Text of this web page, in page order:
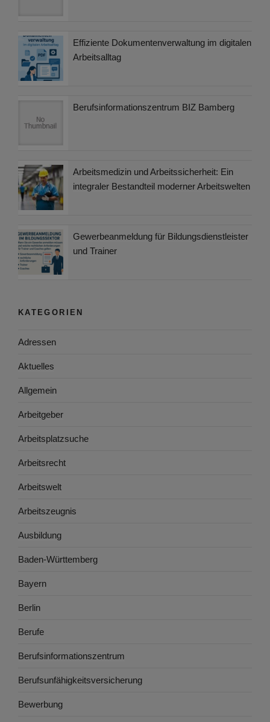
Effiziente Dokumentenverwaltung im digitalen
Arbeitsalltag
Berufsinformationszentrum BIZ Bamberg
Arbeitsmedizin und Arbeitssicherheit: Ein
integraler Bestandteil moderner Arbeitswelten
Gewerbeanmeldung für Bildungsdienstleister
und Trainer
KATEGORIEN
Adressen
Aktuelles
Allgemein
Arbeitgeber
Arbeitsplatzsuche
Arbeitsrecht
Arbeitswelt
Arbeitszeugnis
Ausbildung
Baden-Württemberg
Bayern
Berlin
Berufe
Berufsinformationszentrum
Berufsunfähigkeitsversicherung
Bewerbung